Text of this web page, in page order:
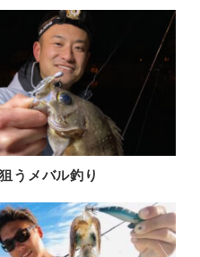
うメバル釣り